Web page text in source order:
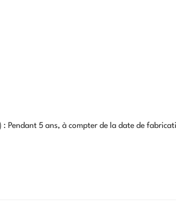
: Pendant 5 ans, à compter de la date de